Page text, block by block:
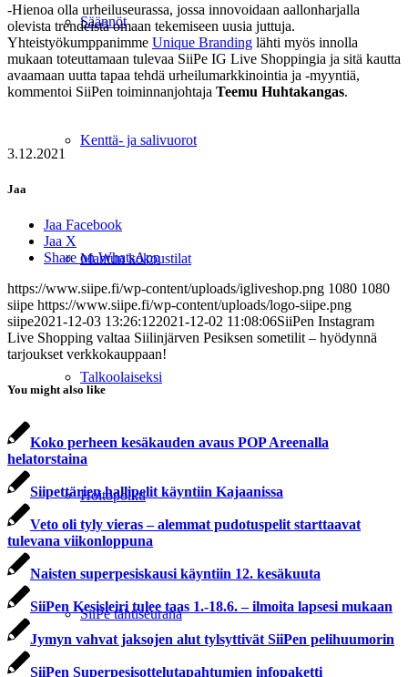
Säännöt
Kenttä- ja salivuorot
Mantun kokoustilat
Talkoolaiseksi
Hoitopolku
SiiPe tähtiseurana
-Hienoa olla urheiluseurassa, jossa innovoidaan aallonharjalla
olevista trendeistä omaan tekemiseen uusia juttuja.
Yhteistyökumppanimme Unique Branding lähti myös innolla
mukaan toteuttamaan tulevaa SiiPe IG Live Shoppingia ja sitä kautta
avaamaan uutta tapaa tehdä urheilumarkkinointia ja -myyntiä,
kommentoi SiiPen toiminnanjohtaja Teemu Huhtakangas.
3.12.2021
Jaa
Jaa Facebook
Jaa X
Share on WhatsApp
https://www.siipe.fi/wp-content/uploads/igliveshop.png 1080 1080
siipe https://www.siipe.fi/wp-content/uploads/logo-siipe.png
siipe2021-12-03 13:26:122021-12-02 11:08:06SiiPen Instagram
Live Shopping valtaa Siilinjärven Pesiksen sometilit – hyödynnä
tarjoukset verkkokauppaan!
You might also like
Koko perheen kesäkauden avaus POP Areenalla
helatorstaina
Siipettärien hallipelit käyntiin Kajaanissa
Veto oli tyly vieras – alemmat pudotuspelit starttaavat
tulevana viikonloppuna
Naisten superpesiskausi käyntiin 12. kesäkuuta
SiiPen Kesisleiri tulee taas 1.-18.6. – ilmoita lapsesi mukaan
Jymyn vahvat jaksojen alut tylsyttivät SiiPen pelihuumorin
SiiPen Superpesisottelutapahtumien infopaketti